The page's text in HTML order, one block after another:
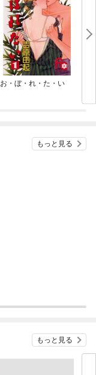
お・ぼ・れ・た・い
もっと見る
もっと見る